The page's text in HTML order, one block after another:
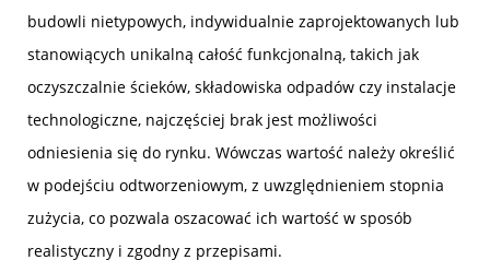
budowli nietypowych, indywidualnie zaprojektowanych lub
stanowiących unikalną całość funkcjonalną, takich jak
oczyszczalnie ścieków, składowiska odpadów czy instalacje
technologiczne, najczęściej brak jest możliwości
odniesienia się do rynku. Wówczas wartość należy określić
w podejściu odtworzeniowym, z uwzględnieniem stopnia
zużycia, co pozwala oszacować ich wartość w sposób
realistyczny i zgodny z przepisami.